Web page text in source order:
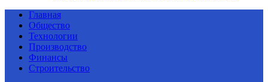
Главная
Общество
Технологии
Производство
Финансы
Строительство